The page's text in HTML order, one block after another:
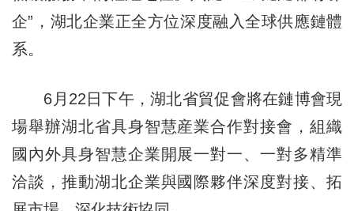
企”，湖北企業正全方位深度融入全球供應鏈體
系。
6月22日下午，湖北省貿促會將在鏈博會現
場舉辦湖北省具身智慧産業合作對接會，組織
國內外具身智慧企業開展一對一、一對多精準
洽談，推動湖北企業與國際夥伴深度對接、拓